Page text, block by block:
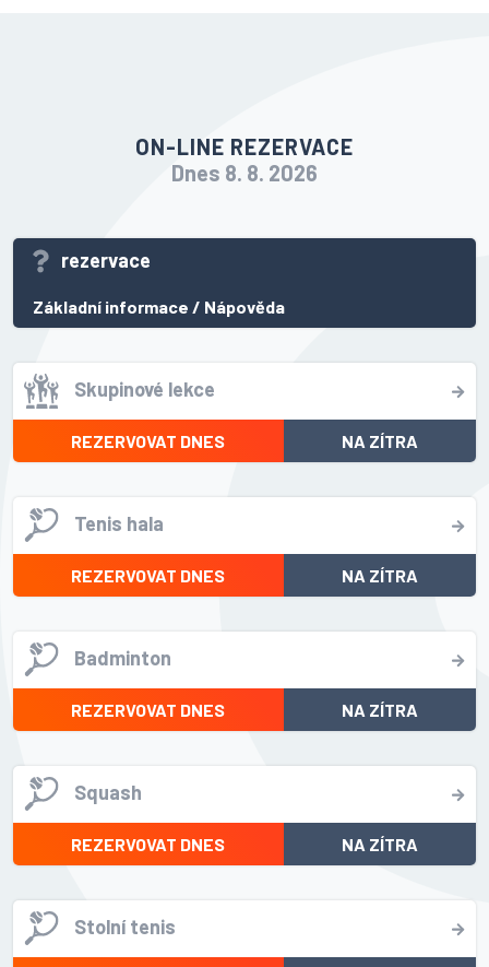
ON-LINE REZERVACE
Dnes 8. 8. 2026
rezervace
Základní informace / Nápověda
Skupinové lekce
REZERVOVAT DNES NA ZÍTRA
Tenis hala
REZERVOVAT DNES NA ZÍTRA
Badminton
REZERVOVAT DNES NA ZÍTRA
Squash
REZERVOVAT DNES NA ZÍTRA
Stolní tenis